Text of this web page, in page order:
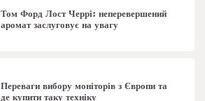
Том Форд Лост Черрі: неперевершений
аромат заслуговує на увагу
Переваги вибору моніторів з Європи та
де купити таку техніку